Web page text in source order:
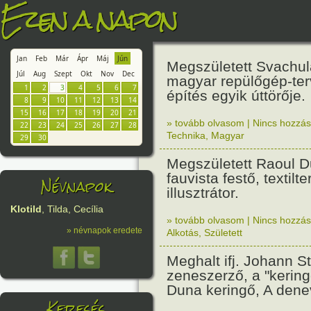
Ezen a napon
Jan Feb Már Ápr Máj
Jún
Júl
Aug Szept Okt Nov
Dec
1
2 3 4 5 6
7
8
9 10 11 12 13
14
15
16 17 18 19 20
21
22
23 24 25 26 27
28
29
30
Névnapok
Klotild, Tilda, Cecília
» névnapok eredete
Megszületett
magyar repülőgép-
építés egyik úttörője.
» tovább olvasom | Nincs
Technika
Magyar
Megszületett Raoul
fauvista festő,
illusztrátor.
» tovább olvasom | Nincs
Alkotás Született
Meghalt ifj. Johann
zeneszerző, a
Duna keringő, A